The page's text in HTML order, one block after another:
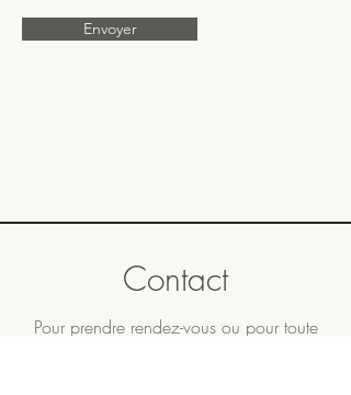
Envoyer
Contact
Pour prendre rendez-vous ou pour toute